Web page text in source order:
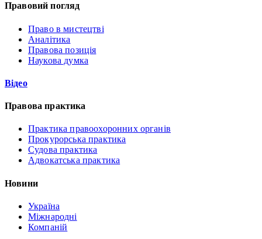
Правовий погляд
Право в мистецтві
Аналітика
Правова позиція
Наукова думка
Відео
Правова практика
Практика правоохоронних органів
Прокурорська практика
Судова практика
Адвокатська практика
Новини
Україна
Міжнародні
Компаній